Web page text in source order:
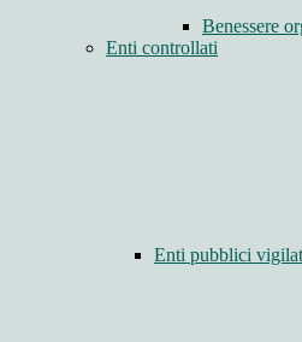
Benessere
Enti controllati
Enti pubblici